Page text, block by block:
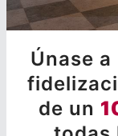
Únase
de un